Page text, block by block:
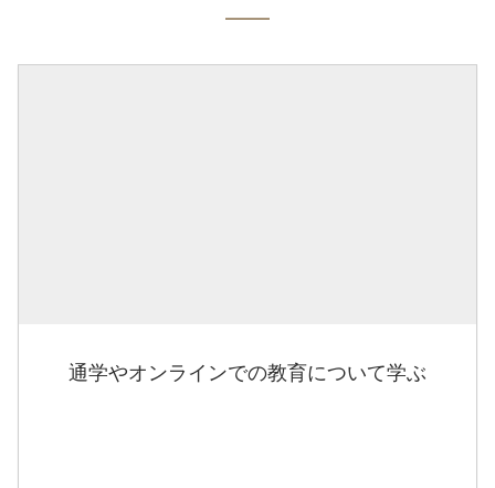
通学やオンラインでの教育について学ぶ